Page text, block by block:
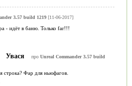
3.57 build 1219[11-06-2017]
- идёт в баню. Только far!!!
Увася про Unreal Commander 3.57 build
строка? Фар для ньюфагов.